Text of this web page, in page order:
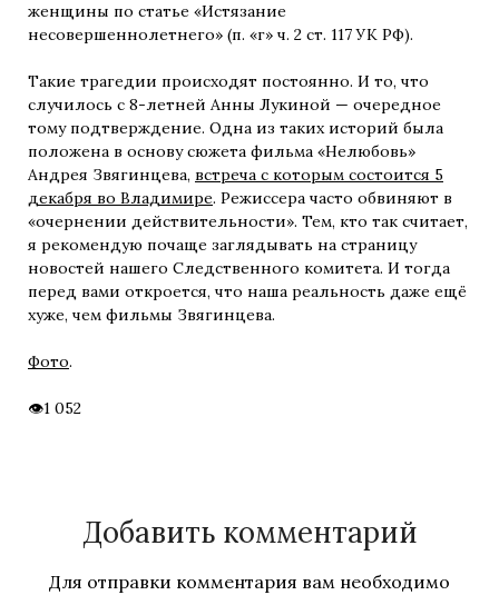
женщины по статье «Истязание
несовершеннолетнего» (п. «г» ч. 2 ст. 117 УК РФ).
Такие трагедии происходят постоянно. И то, что
случилось с 8-летней Анны Лукиной — очередное
тому подтверждение. Одна из таких историй была
положена в основу сюжета фильма «Нелюбовь»
Андрея Звягинцева, встреча с которым состоится 5
декабря во Владимире. Режиссера часто обвиняют в
«очернении действительности». Тем, кто так считает,
я рекомендую почаще заглядывать на страницу
новостей нашего Следственного комитета. И тогда
перед вами откроется, что наша реальность даже ещё
хуже, чем фильмы Звягинцева.
Фото.
1 052
Добавить комментарий
Для отправки комментария вам необходимо